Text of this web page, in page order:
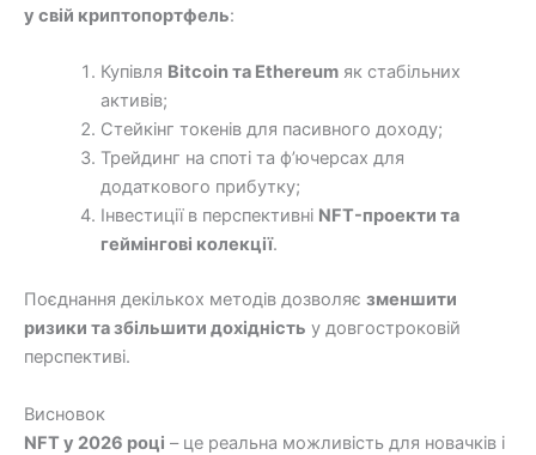
у свій криптопортфель:
Купівля Bitcoin та Ethereumяк стабільних
активів;
Стейкінг токенів для пасивного доходу;
Трейдинг на споті та ф’ючерсах для
додаткового прибутку;
Інвестиції в перспективні NFT-проекти та
геймінгові колекції.
Поєднання декількох методів дозволяє зменшити
ризики та збільшити дохідність у довгостроковій
перспективі.
Висновок
NFT у 2026 році – це реальна можливість для новачків і